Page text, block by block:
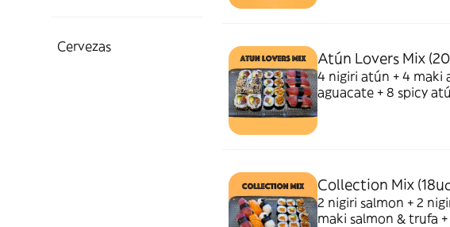
Cervezas
Atún Lovers Mix
4 nigiri atún + 4 maki
aguacate + 8 spicy
Collection Mix
2 nigiri salmon + 2
maki salmon & trufa